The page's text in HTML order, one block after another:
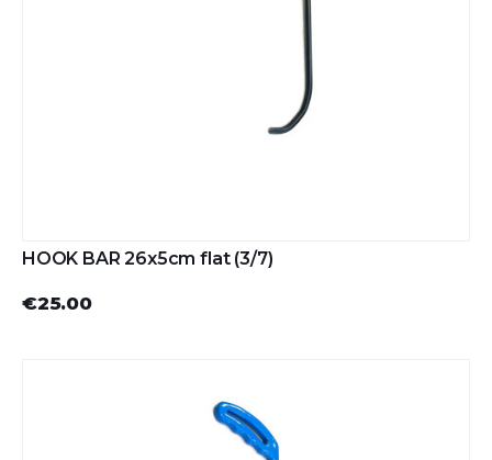
HOOK BAR 26x5cm flat (3/7)
€25.00